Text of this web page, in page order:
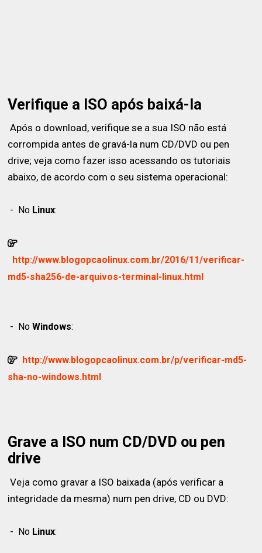
Verifique a ISO após baixá-la
Após o download, verifique se a sua ISO não está
corrompida antes de gravá-la num CD/DVD ou pen
drive; veja como fazer isso acessando os tutoriais
abaixo, de acordo com o seu sistema operacional:
- No Linux:
http://www.blogopcaolinux.com.br/2016/11/verificar-
md5-sha256-de-arquivos-terminal-linux.html
- NoWindows:
http://www.blogopcaolinux.com.br/p/verificar-md5-
sha-no-windows.html
Grave a ISO num CD/DVD ou pen
drive
Veja como gravar a ISO baixada (após verificar a
integridade da mesma) num pen drive, CD ou DVD:
- No Linux: